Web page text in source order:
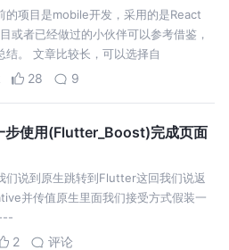
的项目是mobile开发，采用的是React
或者已经做过的小伙伴可以参考借鉴，
。 文章比较长，可以选择自
28 9
使用(Flutter_Boost)完成页面
们说到原生跳转到Flutter这回我们说返
并传值原生里面我们接受方式假装一
2 评论